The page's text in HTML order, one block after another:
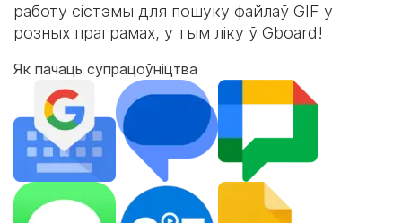
работу сістэмы для пошуку файлаў GIF у
розных праграмах, у тым ліку ў Gboard!
Як пачаць супрацоўніцтва